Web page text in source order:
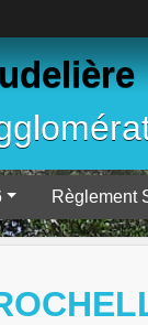
Règlement